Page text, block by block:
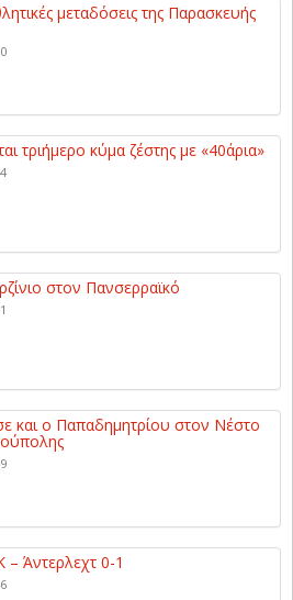
μεταδόσεις της Παρασκευής
τριήμερο κύμα ζέστης με «40άρια»
στον Πανσερραϊκό
και ο Παπαδημητρίου στον Νέστο
Άντερλεχτ 0-1